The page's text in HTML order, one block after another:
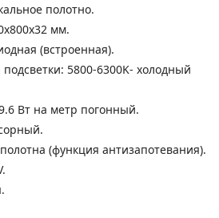
полотно.
мм.
(встроенная).
5800-6300K- холодный
Вт на метр погонный.
(функция антизапотевания).